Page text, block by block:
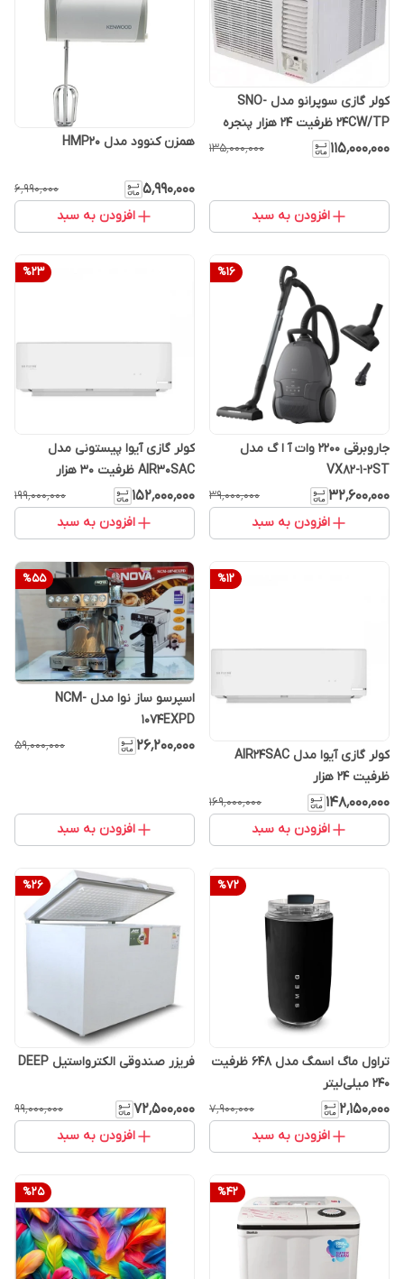
کولر گازی سوپرانو مدل SNO-
24CW/TP ظرفیت ۲۴ هزار پنجره
ای
۱۱۵٬۰۰۰٬۰۰۰ ۱۳۵٬۰۰۰٬۰۰۰
افزودن به سبد
همزن کنوود مدل HMP20
۵٬۹۹۰٬۰۰۰ ۶٬۹۹۰٬۰۰۰
افزودن به سبد
%16
جاروبرقی 2200 وات آ ا گ مدل
VX82-1-2ST
۳۲٬۶۰۰٬۰۰۰ ۳۹٬۰۰۰٬۰۰۰
افزودن به سبد
%23
کولر گازی آیوا پیستونی مدل
AIR30SAC ظرفیت ۳۰ هزار
۱۵۲٬۰۰۰٬۰۰۰ ۱۹۹٬۰۰۰٬۰۰۰
افزودن به سبد
%12
کولر گازی آیوا مدل AIR24SAC
ظرفیت ۲۴ هزار
۱۴۸٬۰۰۰٬۰۰۰ ۱۶۹٬۰۰۰٬۰۰۰
افزودن به سبد
%55
اسپرسو ساز نوا مدل NCM-
1074EXPD
۲۶٬۲۰۰٬۰۰۰ ۵۹٬۰۰۰٬۰۰۰
افزودن به سبد
%72
تراول ماگ اسمگ مدل 648 ظرفیت
۲۴۰ میلی‌لیتر
۲٬۱۵۰٬۰۰۰ ۷٬۹۰۰٬۰۰۰
افزودن به سبد
%26
فریزر صندوقی الکترواستیل DEEP
۷۲٬۵۰۰٬۰۰۰ ۹۹٬۰۰۰٬۰۰۰
افزودن به سبد
%42
%25